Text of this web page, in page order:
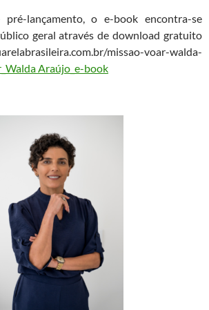
lançamento, o e-book encontra-se
geral através de download gratuito
missao-voar-walda-
Araújo_e-book